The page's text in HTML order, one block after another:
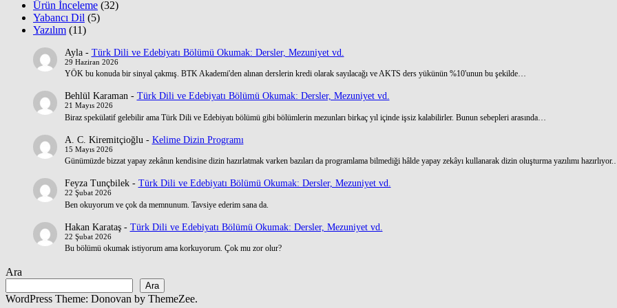
Ürün İnceleme (32)
Yabancı Dil (5)
Yazılım (11)
Ayla- Türk Dili ve Edebiyatı Bölümü Okumak: Dersler, Mezuniyet vd.
29 Haziran 2026
YÖK bu konuda bir sinyal çakmış. BTK Akademi'den alınan derslerin kredi olarak sayılacağı ve AKTS ders yükünün %10'unun bu şekilde…
Behlül Karaman- Türk Dili ve Edebiyatı Bölümü Okumak: Dersler, Mezuniyet vd.
21 Mayıs 2026
Biraz spekülatif gelebilir ama Türk Dili ve Edebiyatı bölümü gibi bölümlerin mezunları birkaç yıl içinde işsiz kalabilirler. Bunun sebepleri arasında…
A. C. Kiremitçioğlu - Kelime Dizin Programı
15 Mayıs 2026
Günümüzde bizzat yapay zekânın kendisine dizin hazırlatmak varken bazıları da programlama bilmediği hâlde yapay zekâyı kullanarak dizin oluşturma yazılımı
Feyza Tunçbilek- Türk Dili ve Edebiyatı Bölümü Okumak: Dersler, Mezuniyet vd.
22 Şubat 2026
Ben okuyorum ve çok da memnunum. Tavsiye ederim sana da.
Hakan Karataş- Türk Dili ve Edebiyatı Bölümü Okumak: Dersler, Mezuniyet vd.
22 Şubat 2026
Bu bölümü okumak istiyorum ama korkuyorum. Çok mu zor olur?
Ara
Ara
WordPress Theme: Donovan by ThemeZee.